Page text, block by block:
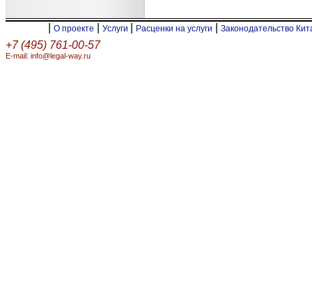
О проекте Услуги Расценки на услуги Законодательство
+7 (495) 761-00-57
E-mail: info@legal-way.ru